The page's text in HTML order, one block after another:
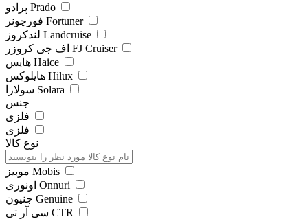
پرادو Prado
فورچونر Fortuner
لندکروز Landcruise
اف جی کروزر FJ Cruiser
هایس Haice
هایلوکس Hilux
سولارا Solara
جنس
نوع کالا
موبیز Mobis
اونوری Onnuri
جنیون Genuine
سی آر تی CTR